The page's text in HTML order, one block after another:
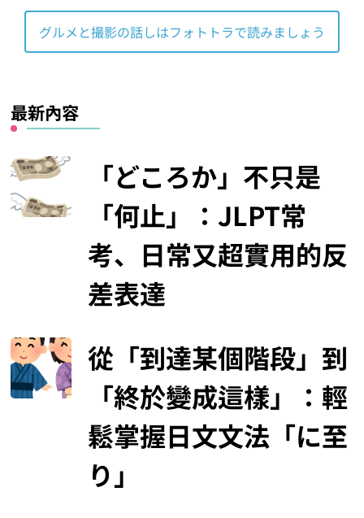
グルメと撮影の話しはフォトトラで読みましょう
最新內容
「どころか」不只是
「何止」：JLPT常
考、日常又超實用的反
差表達
從「到達某個階段」到
「終於變成這樣」：輕
鬆掌握日文文法「に至
り」